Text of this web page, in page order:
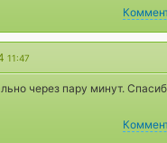
11:47
через пару минут.